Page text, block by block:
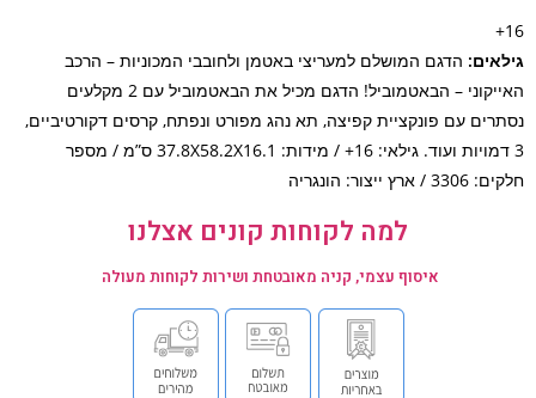
הדגם המושלם למעריצי באטמן ולחובבי המכוניות – הרכב
האייקוני – הבאטמוביל! הדגם מכיל את הבאטמוביל עם 2 מקלעים
עם פונקציית קפיצה, תא נהג מפורט ונפתח, קרסים דקורטיביים,
3 דמויות ועוד. גילאי: 16+ / מידות: 37.8X58.2X16.1 ס”מ / מספר
ייצור: הונגריה
למה לקוחות קונים אצלנו
איסוף עצמי, קניה מאובטחת ושירות לקוחות מעולה